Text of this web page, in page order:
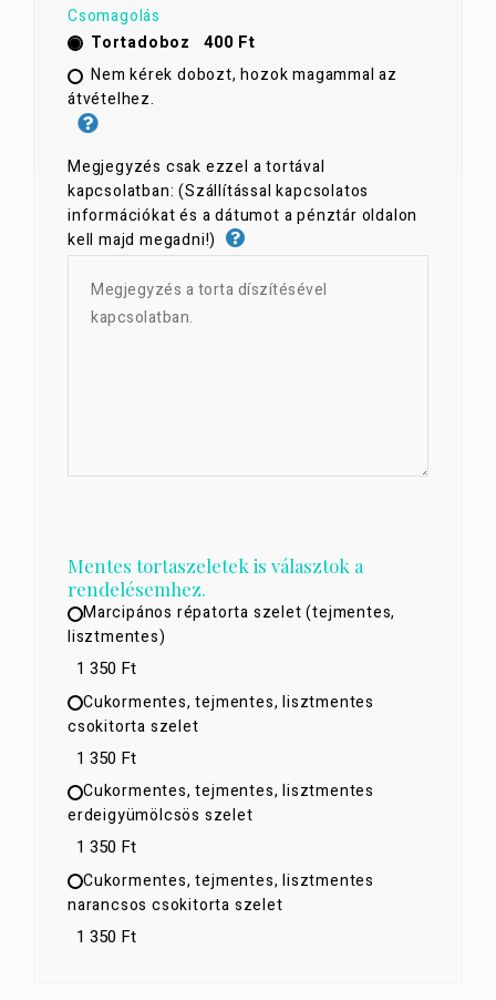
Csomagolás
Tortadoboz
400 Ft
Nem kérek dobozt, hozok magammal az
átvételhez.
Megjegyzés csak ezzel a tortával
kapcsolatban: (Szállítással kapcsolatos
információkat és a dátumot a pénztár oldalon
kell majd megadni!)
Mentes tortaszeletek is választok a
rendelésemhez.
Marcipános répatorta szelet (tejmentes,
lisztmentes)
1 350 Ft
Cukormentes, tejmentes, lisztmentes
csokitorta szelet
1 350 Ft
Cukormentes, tejmentes, lisztmentes
erdeigyümölcsös szelet
1 350 Ft
Cukormentes, tejmentes, lisztmentes
narancsos csokitorta szelet
1 350 Ft